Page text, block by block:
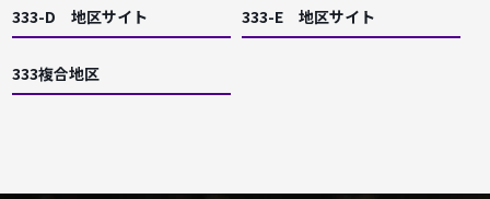
333-D 地区サイト 333-E 地区サイト
333複合地区